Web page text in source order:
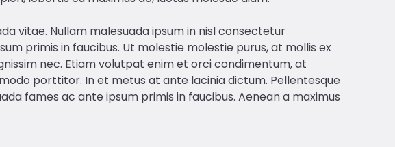
vitae. Nullam malesuada ipsum in nisl consectetur
primis in faucibus. Ut molestie molestie purus, at mollis ex
nec. Etiam volutpat enim et orci condimentum, at
porttitor. In et metus at ante lacinia dictum. Pellentesque
fames ac ante ipsum primis in faucibus. Aenean a maximus